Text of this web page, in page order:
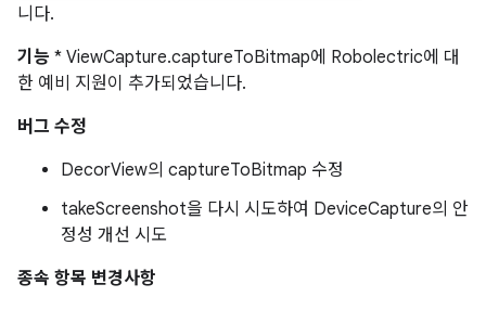
니다.
기능 * ViewCapture.captureToBitmap에 Robolectric에 대
한 예비 지원이 추가되었습니다.
버그 수정
DecorView의 captureToBitmap 수정
takeScreenshot을 다시 시도하여 DeviceCapture의 안
정성 개선 시도
종속 항목 변경사항